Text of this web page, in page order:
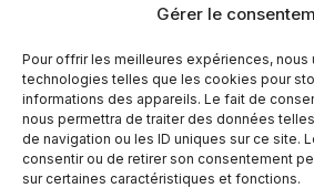
Gérer le
Pour offrir les meilleures expériences, nous
technologies telles que les cookies pour
informations des appareils. Le fait de
nous permettra de traiter des données
de navigation ou les ID uniques sur ce site.
consentir ou de retirer son consentement
sur certaines caractéristiques et fonctions.
Bûche vanille sans gluten,
sans œuf
1 h 55 min Moyen